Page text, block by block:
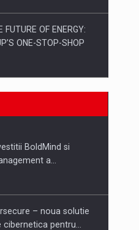
FUTURE OF ENERGY:
ONE-STOP-SHOP
BUILT TO
CORPORATE
BoldMind si
a…
– noua solutie
pentru…